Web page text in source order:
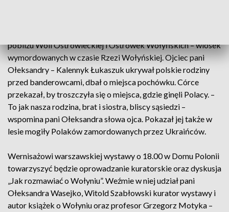
pobliżu Woli Ostrowieckiej i Ostrówek Wołyńskich – wiosek
wymordowanych w czasie Rzezi Wołyńskiej. Ojciec pani
Ołeksandry – Kalennyk Łukaszuk ukrywał polskie rodziny
przed banderowcami, dbał o miejsca pochówku. Córce
przekazał, by troszczyła się o miejsca, gdzie ginęli Polacy. –
To jak nasza rodzina, brat i siostra, bliscy sąsiedzi –
wspomina pani Ołeksandra słowa ojca. Pokazał jej także w
lesie mogiły Polaków zamordowanych przez Ukraińców.
Wernisażowi warszawskiej wystawy o 18.00 w Domu Polonii
towarzyszyć będzie oprowadzanie kuratorskie oraz dyskusja
„Jak rozmawiać o Wołyniu”. Weźmie w niej udział pani
Ołeksandra Wasejko, Witold Szabłowski kurator wystawy i
autor książek o Wołyniu oraz profesor Grzegorz Motyka –